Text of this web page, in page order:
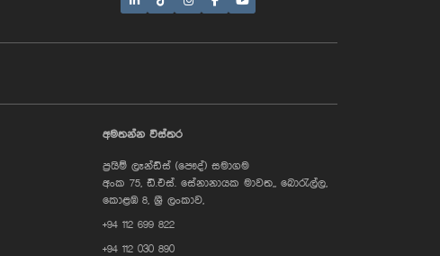
අමතන්න විස්තර
ප්‍රයිම් ලෑන්ඩ්ස් (පෞද්) සමාගම
අංක 75, ඩී.එස්. සේනානායක මාවත,, බොරැල්ල,
කොළඹ 8, ශ්‍රී ලංකාව,
+94 112 699 822
+94 112 030 890
Hi, I'm Prime Bee, Your AI
Assistant!
Tap the Call button above to talk
message below and I'll be happy to